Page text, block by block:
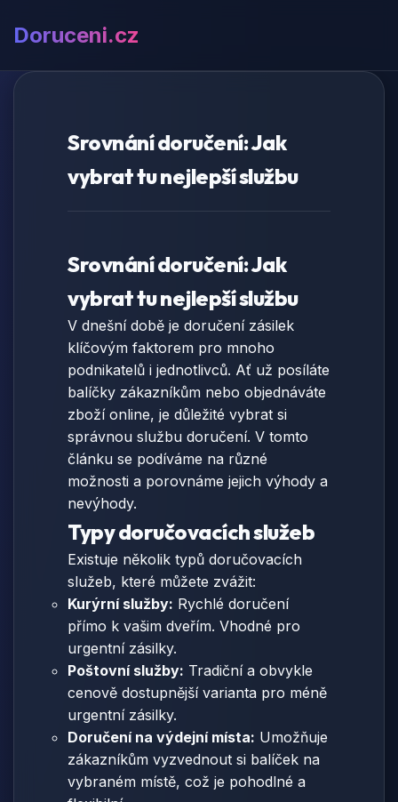
Doruceni.cz
Srovnání doručení: Jak
vybrat tu nejlepší službu
Srovnání doručení: Jak
vybrat tu nejlepší službu
V dnešní době je doručení zásilek
klíčovým faktorem pro mnoho
podnikatelů i jednotlivců. Ať už posíláte
balíčky zákazníkům nebo objednáváte
zboží online, je důležité vybrat si
správnou službu doručení. V tomto
článku se podíváme na různé
možnosti a porovnáme jejich výhody a
nevýhody.
Typy doručovacích služeb
Existuje několik typů doručovacích
služeb, které můžete zvážit:
Kurýrní služby: Rychlé doručení
přímo k vašim dveřím. Vhodné pro
urgentní zásilky.
Poštovní služby: Tradiční a obvykle
cenově dostupnější varianta pro méně
urgentní zásilky.
Doručení na výdejní místa: Umožňuje
zákazníkům vyzvednout si balíček na
vybraném místě, což je pohodlné a